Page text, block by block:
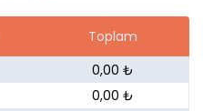
Toplam
0,00 ₺
0,00 ₺